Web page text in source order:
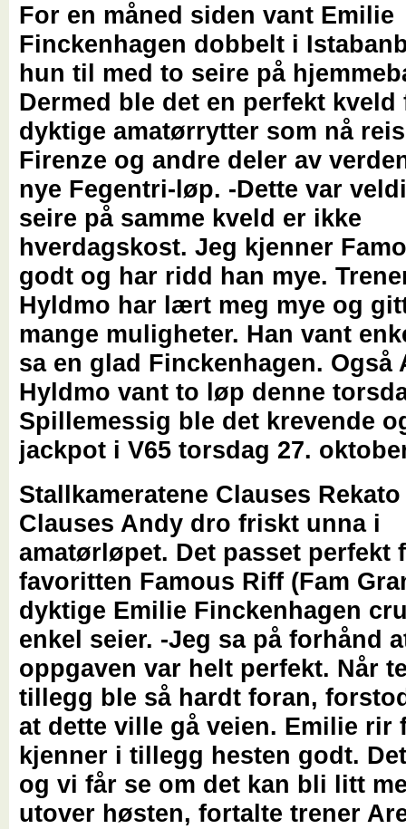
For en måned siden vant Emilie
Finckenhagen dobbelt i
hun til med to seire på
Dermed ble det en perfekt kveld
dyktige amatørrytter som nå
Firenze og andre deler av
nye Fegentri-løp. -Dette var
seire på samme kveld er ikke
hverdagskost. Jeg kjenner
godt og har ridd han mye.
Hyldmo har lært meg mye og
mange muligheter. Han vant
sa en glad Finckenhagen. Også
Hyldmo vant to løp denne
Spillemessig ble det krevende
jackpot i V65 torsdag 27.
Stallkameratene Clauses
Clauses Andy dro friskt unna i
amatørløpet. Det passet perfekt
favoritten Famous Riff (Fam
dyktige Emilie Finckenhagen
enkel seier. -Jeg sa på forhånd
oppgaven var helt perfekt. Når
tillegg ble så hardt foran,
at dette ville gå veien. Emilie rir
kjenner i tillegg hesten godt.
og vi får se om det kan bli litt
utover høsten, fortalte trener